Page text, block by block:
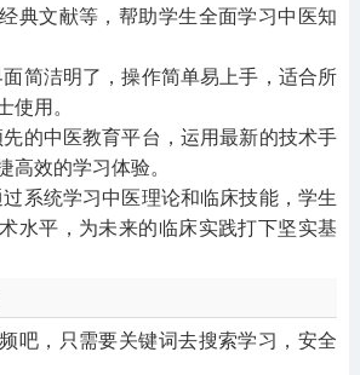
典文献等，帮助学生全面学习中医知
简洁明了，操作简单易上手，适合所
用。
的中医教育平台，运用最新的技术手
效的学习体验。
系统学习中医理论和临床技能，学生
水平，为未来的临床实践打下坚实基
吧，只需要关键词去搜索学习，安全